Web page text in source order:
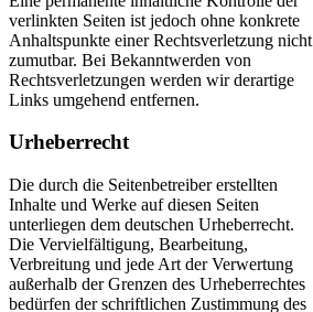
verlinkten Seiten ist jedoch ohne konkrete
Anhaltspunkte einer Rechtsverletzung nicht
zumutbar. Bei Bekanntwerden von
Rechtsverletzungen werden wir derartige
Links umgehend entfernen.
Urheberrecht
Die durch die Seitenbetreiber erstellten
Inhalte und Werke auf diesen Seiten
unterliegen dem deutschen Urheberrecht.
Die Vervielfältigung, Bearbeitung,
Verbreitung und jede Art der Verwertung
außerhalb der Grenzen des Urheberrechtes
bedürfen der schriftlichen Zustimmung des